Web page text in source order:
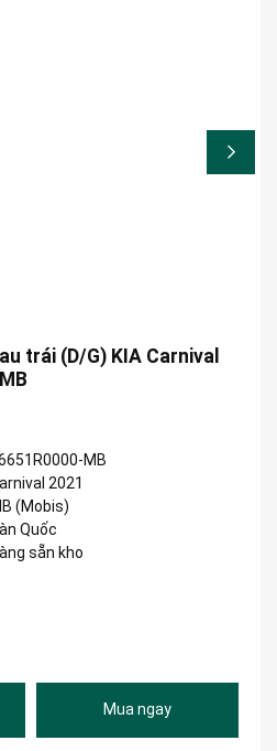
trái (D/G) KIA Carnival
MB
2021
(Mobis)
Quốc
sẵn kho
Mua ngay